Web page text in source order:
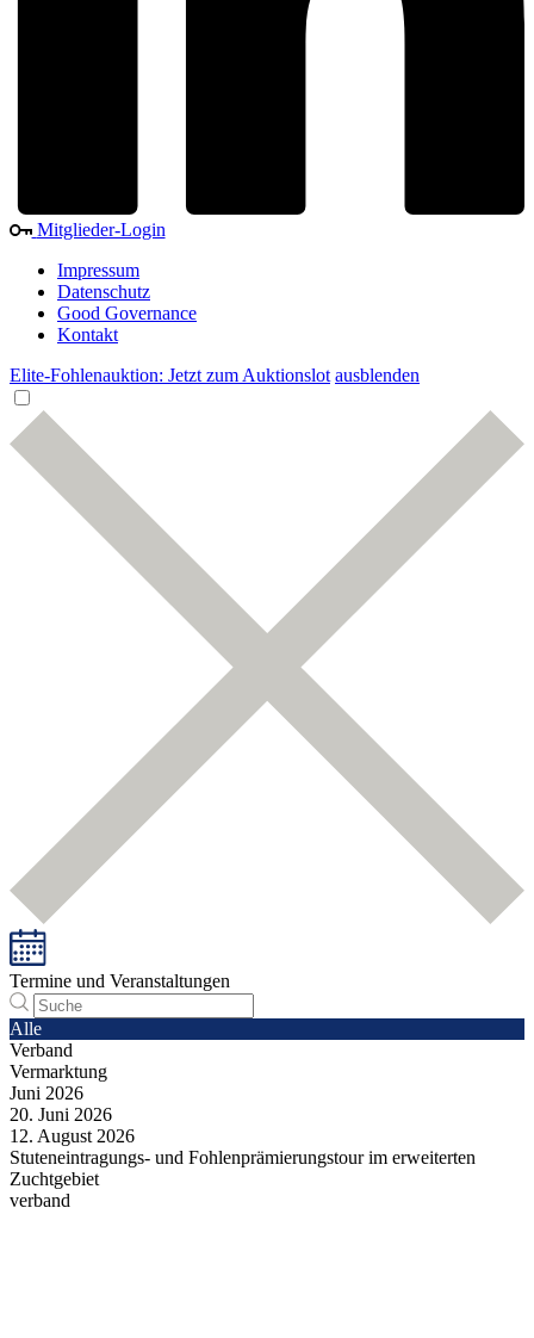
Mitglieder-Login
Impressum
Datenschutz
Good Governance
Kontakt
Elite-Fohlenauktion: Jetzt zum Auktionslot ausblenden
Termine und Veranstaltungen
Alle
Verband
Vermarktung
Juni 2026
20. Juni 2026
12. August 2026
Stuteneintragungs- und Fohlenprämierungstour im erweiterten
Zuchtgebiet
verband